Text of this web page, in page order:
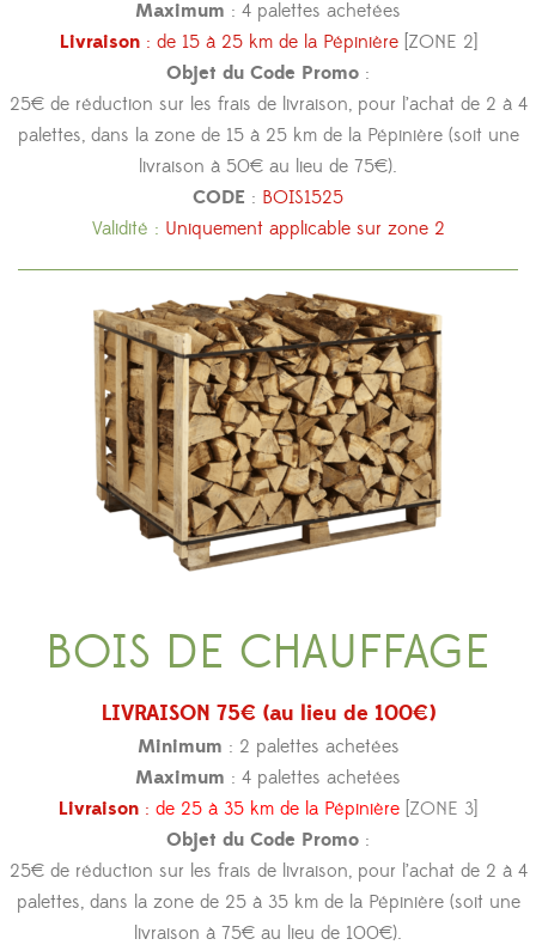
Maximum : 4 palettes achetées
Livraison: de 15 à 25 km de la Pépinière [ZONE 2]
Objet du Code Promo :
25€ de réduction sur les frais de livraison, pour l’achat de 2 à 4
palettes, dans la zone de 15 à 25 km de la Pépinière (soit une
livraison à 50€ au lieu de 75€).
CODE : BOIS1525
Validité : Uniquement applicable sur zone 2
BOIS DE CHAUFFAGE
LIVRAISON 75€ (au lieu de 100€)
Minimum : 2 palettes achetées
Maximum : 4 palettes achetées
Livraison : de 25 à 35 km de la Pépinière [ZONE 3]
Objet du Code Promo :
25€ de réduction sur les frais de livraison, pour l’achat de 2 à 4
palettes, dans la zone de 25 à 35 km de la Pépinière (soit une
livraison à 75€ au lieu de 100€).